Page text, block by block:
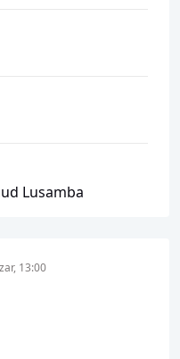
Lusamba
13:00